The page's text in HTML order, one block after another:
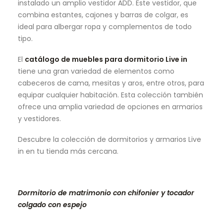
instalado un amplio vestidor ADD. Este vestidor, que
combina estantes, cajones y barras de colgar, es
ideal para albergar ropa y complementos de todo
tipo.
El catálogo de muebles para dormitorio Live in
tiene una gran variedad de elementos como
cabeceros de cama, mesitas y aros, entre otros, para
equipar cualquier habitación. Esta colección también
ofrece una amplia variedad de opciones en armarios
y vestidores.
Descubre la colección de dormitorios y armarios Live
in en tu tienda más cercana.
Dormitorio de matrimonio con chifonier y tocador
colgado con espejo